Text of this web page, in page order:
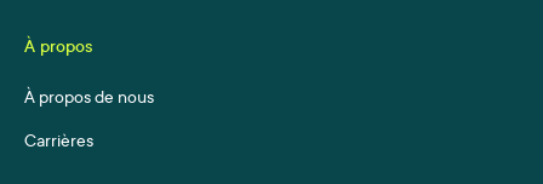
À propos
À propos de nous
Carrières